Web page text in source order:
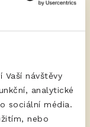
Vaší návštěvy
analytické
sociální média.
nebo